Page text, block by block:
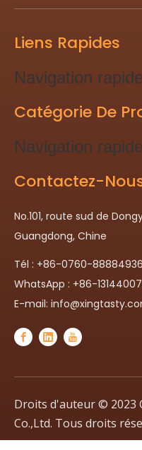
Liens Rapides
Navigation rapide
Catégorie De
Navigation rapide
Contactez-
No.101, route sud de
Guangdong, Chine
Tél : +86-0760-88884936
WhatsApp : +86-
E-mail:
Droits d'auteur © 2023
Co.,Ltd. Tous droits